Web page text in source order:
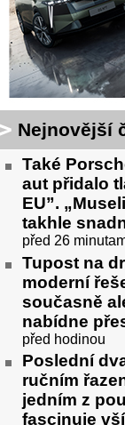
Nejnovější
Také
aut přidalo
EU”.
takhle
před 26
Tupost na
moderní
současně
nabídne
před hodinou
Poslední
ručním
jedním z
fascinuje